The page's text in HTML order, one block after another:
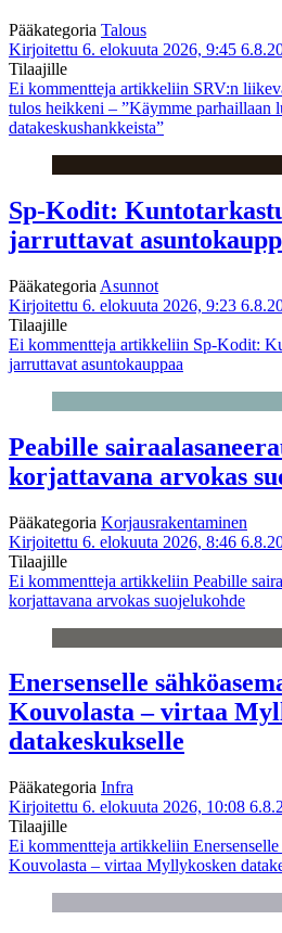
Pääkategoria Talous
Kirjoitettu 6. elokuuta 2026, 9:45
Tilaajille
Ei kommentteja artikkeliin SRV:n
tulos heikkeni – ”Käymme parhaillaan
datakeskushankkeista”
Sp-Kodit:
jarruttavat
Pääkategoria Asunnot
Kirjoitettu 6. elokuuta 2026, 9:23
Tilaajille
Ei kommentteja artikkeliin Sp-Kodit:
jarruttavat asuntokauppaa
Peabille
korjattavana arvokas
Pääkategoria Korjausrakentaminen
Kirjoitettu 6. elokuuta 2026, 8:46
Tilaajille
Ei kommentteja artikkeliin Peabille
korjattavana arvokas suojelukohde
Enersenselle
Kouvolasta – virtaa
datakeskukselle
Pääkategoria Infra
Kirjoitettu 6. elokuuta 2026, 10:08
Tilaajille
Ei kommentteja artikkeliin Enersenselle
Kouvolasta – virtaa Myllykosken